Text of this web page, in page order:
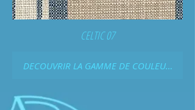
CELTIC 07
DECOUVRIR LA GAMME DE COULEURS